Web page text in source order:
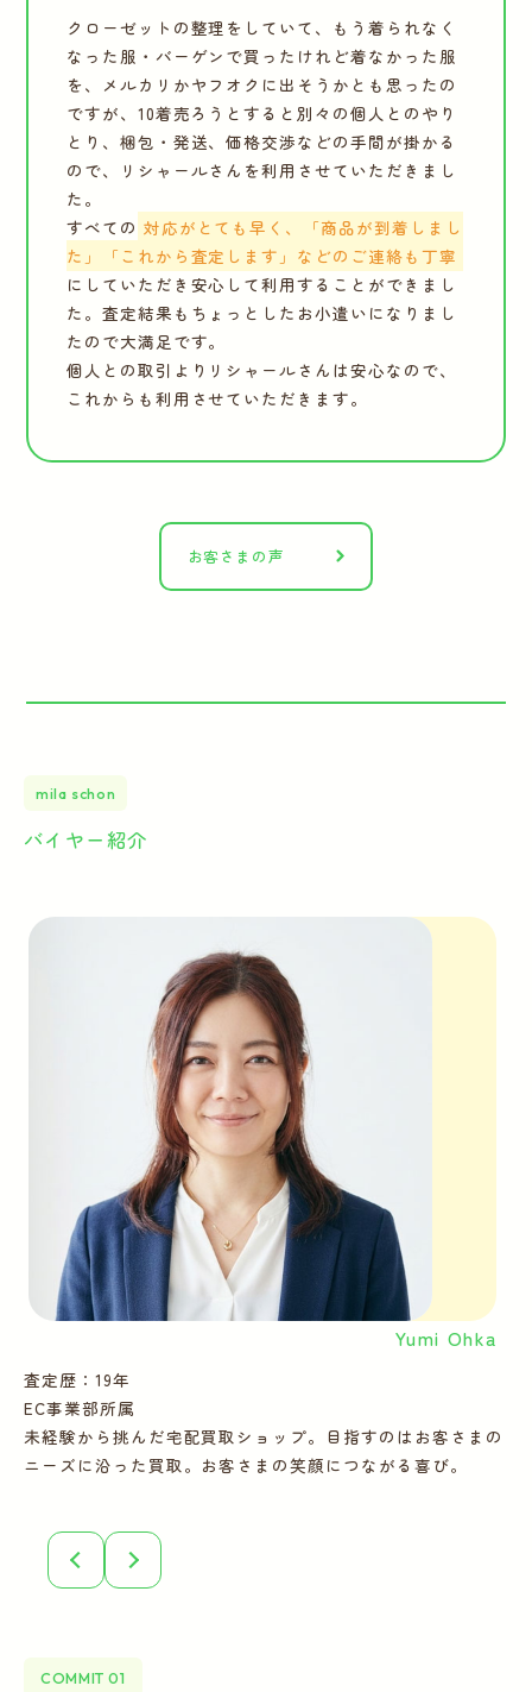
クローゼットの整理をしていて、もう着られなく
なった服・バーゲンで買ったけれど着なかった服
を、メルカリかヤフオクに出そうかとも思ったの
ですが、10着売ろうとすると別々の個人とのやり
とり、梱包・発送、価格交渉などの手間が掛かる
ので、リシャールさんを利用させていただきまし
た。
すべての 対応がとても早く、「商品が到着しまし
た」「これから査定します」などのご連絡も丁寧
にしていただき安心して利用することができまし
た。査定結果もちょっとしたお小遣いになりまし
たので大満足です。
個人との取引よりリシャールさんは安心なので、
これからも利用させていただきます。
お客さまの声
mila schon
バイヤー紹介
Yumi Ohka
査定歴：19年
EC事業部所属
未経験から挑んだ宅配買取ショップ。目指すのはお客さまの
ニーズに沿った買取。お客さまの笑顔につながる喜び。
COMMIT 01